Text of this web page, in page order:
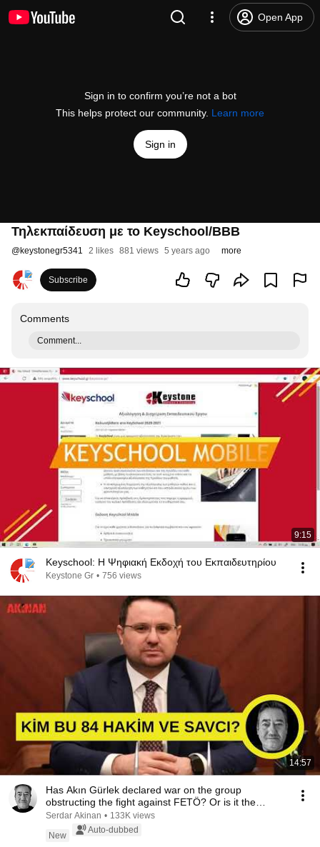
Open App
Sign in to confirm you’re not a bot
This helps protect our community. Learn more
Sign in
Τηλεκπαίδευση με το Keyschool/BBB
@keystonegr5341 2 likes 881 views 5 years ago more
Subscribe
Comments
Comment...
9:15
Keyschool: Η Ψηφιακή Εκδοχή του Εκπαιδευτηρίου
Keystone Gr • 756 views
14:57
Has Akın Gürlek declared war on the group
obstructing the fight against FETÖ? Or is it the
opposite?
Serdar Akinan • 133K views
New
Auto-dubbed